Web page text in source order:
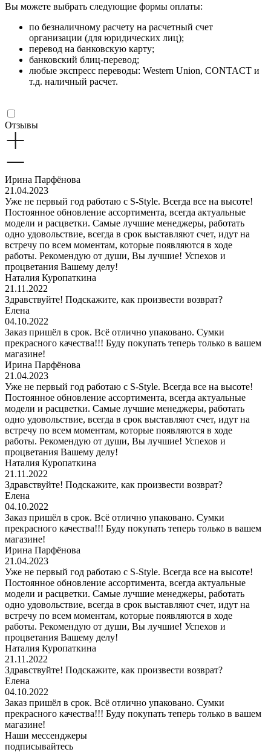
Вы можете выбрать следующие формы оплаты:
по безналичному расчету на расчетный счет
организации (для юридических лиц);
перевод на банковскую карту;
банковский блиц-перевод;
любые экспресс переводы: Western Union, CONTACT и
т.д. наличный расчет.
Отзывы
Ирина Парфёнова
21.04.2023
Уже не первый год работаю с S-Style. Всегда все на высоте!
Постоянное обновление ассортимента, всегда актуальные
модели и расцветки. Самые лучшие менеджеры, работать
одно удовольствие, всегда в срок выставляют счет, идут на
встречу по всем моментам, которые появляются в ходе
работы. Рекомендую от души, Вы лучшие! Успехов и
процветания Вашему делу!
Наталия Куропаткина
21.11.2022
Здравствуйте! Подскажите, как произвести возврат?
Елена
04.10.2022
Заказ пришёл в срок. Всё отлично упаковано. Сумки
прекрасного качества!!! Буду покупать теперь только в вашем
магазине!
Ирина Парфёнова
21.04.2023
Уже не первый год работаю с S-Style. Всегда все на высоте!
Постоянное обновление ассортимента, всегда актуальные
модели и расцветки. Самые лучшие менеджеры, работать
одно удовольствие, всегда в срок выставляют счет, идут на
встречу по всем моментам, которые появляются в ходе
работы. Рекомендую от души, Вы лучшие! Успехов и
процветания Вашему делу!
Наталия Куропаткина
21.11.2022
Здравствуйте! Подскажите, как произвести возврат?
Елена
04.10.2022
Заказ пришёл в срок. Всё отлично упаковано. Сумки
прекрасного качества!!! Буду покупать теперь только в вашем
магазине!
Ирина Парфёнова
21.04.2023
Уже не первый год работаю с S-Style. Всегда все на высоте!
Постоянное обновление ассортимента, всегда актуальные
модели и расцветки. Самые лучшие менеджеры, работать
одно удовольствие, всегда в срок выставляют счет, идут на
встречу по всем моментам, которые появляются в ходе
работы. Рекомендую от души, Вы лучшие! Успехов и
процветания Вашему делу!
Наталия Куропаткина
21.11.2022
Здравствуйте! Подскажите, как произвести возврат?
Елена
04.10.2022
Заказ пришёл в срок. Всё отлично упаковано. Сумки
прекрасного качества!!! Буду покупать теперь только в вашем
магазине!
Наши мессенджеры
подписывайтесь